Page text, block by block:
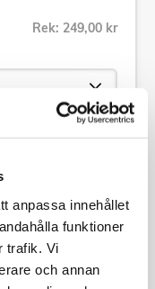
anpassa innehållet
funktioner
trafik. Vi
och annan
Rek: 249,00 kr